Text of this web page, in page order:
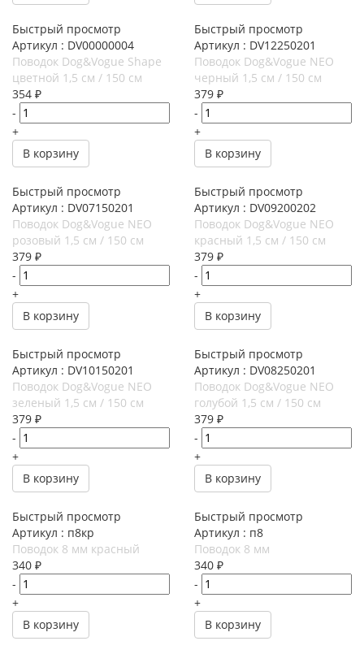
Быстрый просмотр
Артикул : DV00000004
Поводок Dog&Vogue Shape
цветной 1,5 см / 150 см
354 ₽
-
+
В корзину
Быстрый просмотр
Артикул : DV12250201
Поводок Dog&Vogue NEO
черный 1,5 см / 150 см
379 ₽
-
+
В корзину
Быстрый просмотр
Артикул : DV07150201
Поводок Dog&Vogue NEO
розовый 1,5 см / 150 см
379 ₽
-
+
В корзину
Быстрый просмотр
Артикул : DV09200202
Поводок Dog&Vogue NEO
красный 1,5 см / 150 см
379 ₽
-
+
В корзину
Быстрый просмотр
Артикул : DV10150201
Поводок Dog&Vogue NEO
зеленый 1,5 см / 150 см
379 ₽
-
+
В корзину
Быстрый просмотр
Артикул : DV08250201
Поводок Dog&Vogue NEO
голубой 1,5 см / 150 см
379 ₽
-
+
В корзину
Быстрый просмотр
Артикул : п8кр
Поводок 8 мм красный
340 ₽
-
+
В корзину
Быстрый просмотр
Артикул : п8
Поводок 8 мм
340 ₽
-
+
В корзину